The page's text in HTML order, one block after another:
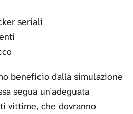
seriali
beneficio dalla simulazione
segua un'adeguata
vittime, che dovranno